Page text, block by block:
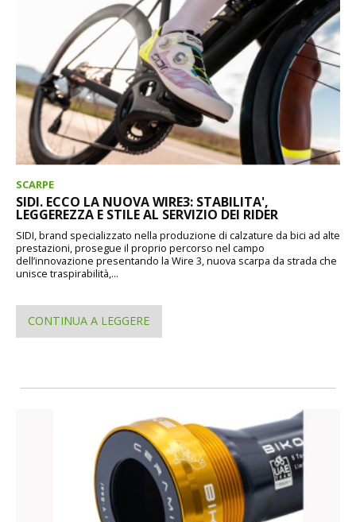
SCARPE
SIDI. ECCO LA NUOVA WIRE3: STABILITA',
LEGGEREZZA E STILE AL SERVIZIO DEI RIDER
SIDI, brand specializzato nella produzione di calzature da bici ad alte
prestazioni, prosegue il proprio percorso nel campo
dell’innovazione presentando la Wire 3, nuova scarpa da strada che
unisce traspirabilità,...
CONTINUA A LEGGERE